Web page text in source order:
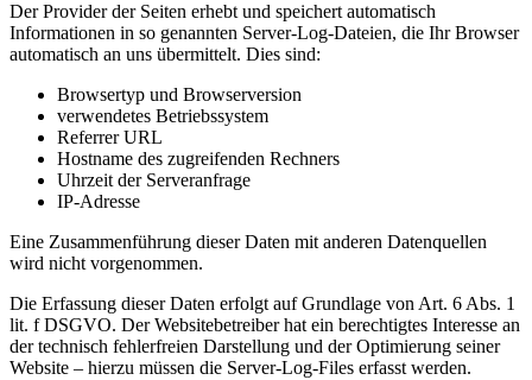
Der Provider der Seiten erhebt und speichert automatisch
Informationen in so genannten Server-Log-Dateien, die Ihr Browser
automatisch an uns übermittelt. Dies sind:
Browsertyp und Browserversion
verwendetes Betriebssystem
Referrer URL
Hostname des zugreifenden Rechners
Uhrzeit der Serveranfrage
IP-Adresse
Eine Zusammenführung dieser Daten mit anderen Datenquellen
wird nicht vorgenommen.
Die Erfassung dieser Daten erfolgt auf Grundlage von Art. 6 Abs. 1
lit. f DSGVO. Der Websitebetreiber hat ein berechtigtes Interesse an
der technisch fehlerfreien Darstellung und der Optimierung seiner
Website – hierzu müssen die Server-Log-Files erfasst werden.